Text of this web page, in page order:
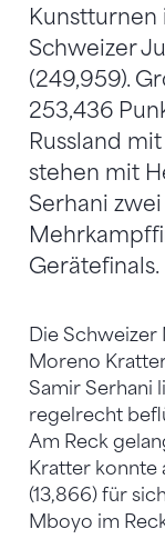
Schweizer
(249,959).
253,436
Russland
stehen mit
Serhani
Gerätefinals.
Die Schweizer
Moreno
Samir Serhani
regelrecht
Am Reck
Kratter konnte
(13,866) für
Mboyo im